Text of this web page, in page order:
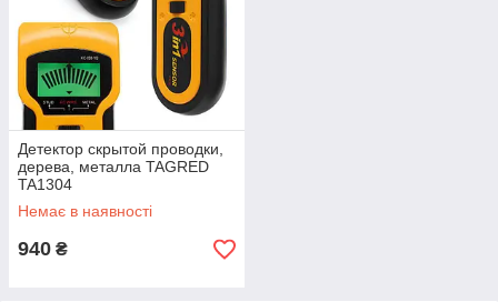
Детектор скрытой проводки,
дерева, металла TAGRED
TA1304
Немає в наявності
940 ₴